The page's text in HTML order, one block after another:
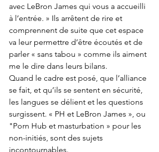
avec LeBron James qui vous a accueilli
à l’entrée. » Ils arrêtent de rire et
comprennent de suite que cet espace
va leur permettre d’être écoutés et de
parler « sans tabou » comme ils aiment
me le dire dans leurs bilans.
Quand le cadre est posé, que l’alliance
se fait, et qu’ils se sentent en sécurité,
les langues se délient et les questions
surgissent. « PH et LeBron James », ou
"Porn Hub et masturbation » pour les
non-initiés, sont des sujets
incontournables.